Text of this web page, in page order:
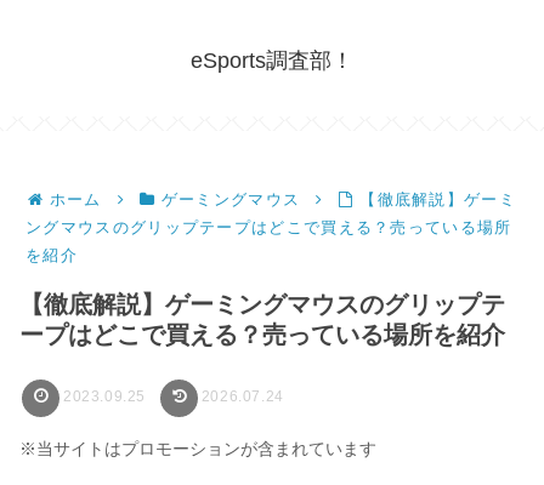
eSports調査部！
ホーム ゲーミングマウス
【徹底解説】ゲーミ
ングマウスのグリップテープはどこで買える？売っている場所
を紹介
【徹底解説】ゲーミングマウスのグリップテ
ープはどこで買える？売っている場所を紹介
2023.09.25 2026.07.24
※当サイトはプロモーションが含まれています